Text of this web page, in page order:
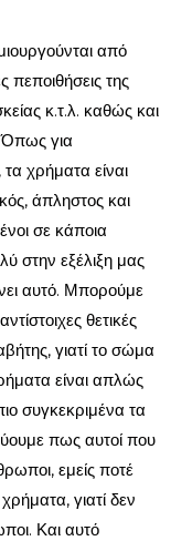
από
πεποιθήσεις της
κ.τ.λ. καθώς και
Όπως για
χρήματα είναι
άπληστος και
σε κάποια
στην εξέλιξη μας
αυτό. Μπορούμε
θετικές
γιατί το σώμα
είναι απλώς
συγκεκριμένα τα
πως αυτοί που
εμείς ποτέ
γιατί δεν
Και αυτό